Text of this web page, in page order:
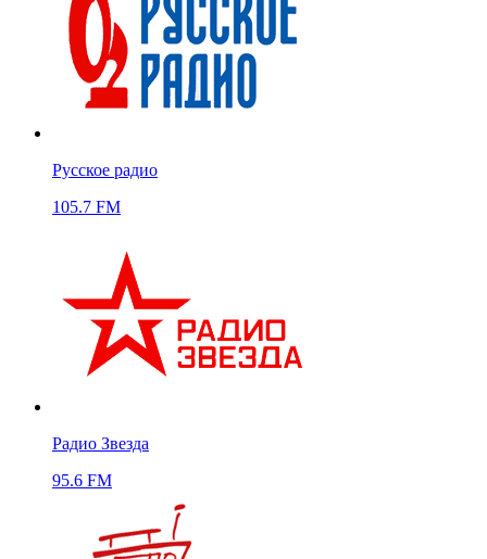
Русское радио
105.7 FM
Радио Звезда
95.6 FM